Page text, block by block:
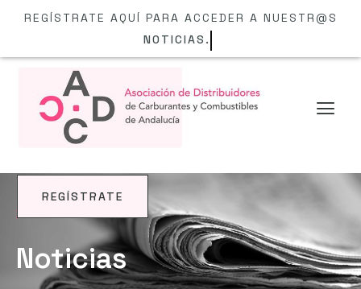
REGÍSTRATE AQUÍ PARA ACCEDER A NUESTR@S
NOTICIAS.
REGÍSTRATE
BLOG
Noticias